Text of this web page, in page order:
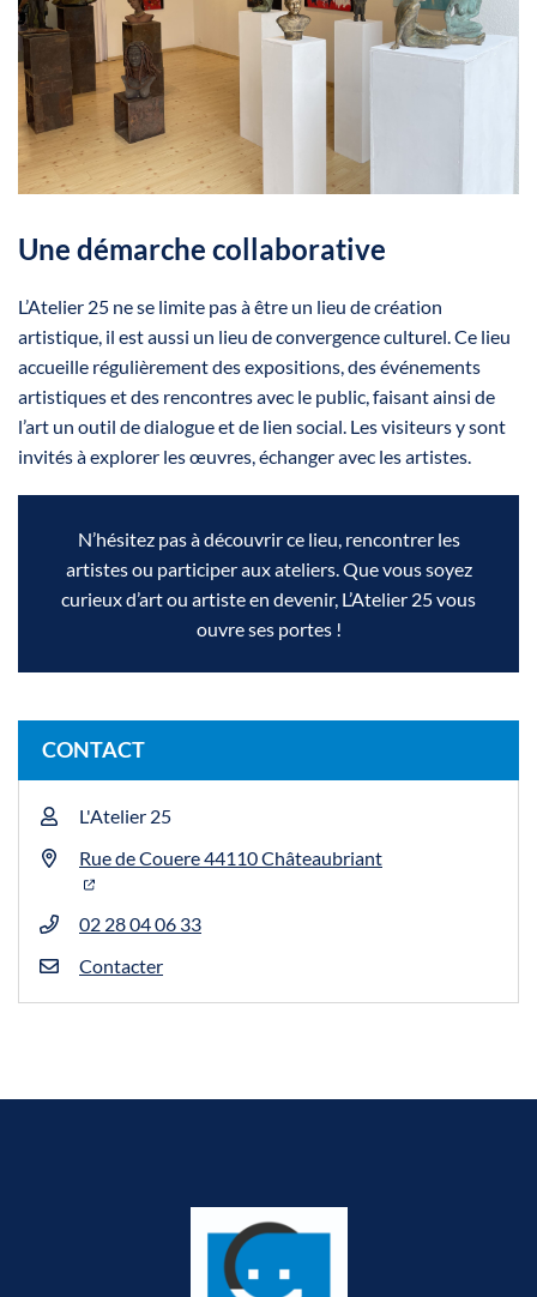
Une démarche collaborative
L’Atelier 25 ne se limite pas à être un lieu de création
artistique, il est aussi un lieu de convergence culturel. Ce lieu
accueille régulièrement des expositions, des événements
artistiques et des rencontres avec le public, faisant ainsi de
l’art un outil de dialogue et de lien social. Les visiteurs y sont
invités à explorer les œuvres, échanger avec les artistes.
N’hésitez pas à découvrir ce lieu, rencontrer les
artistes ou participer aux ateliers. Que vous soyez
curieux d’art ou artiste en devenir, L’Atelier 25 vous
ouvre ses portes !
CONTACT
L'Atelier 25
Rue de Couere 44110 Châteaubriant
02 28 04 06 33
Contacter